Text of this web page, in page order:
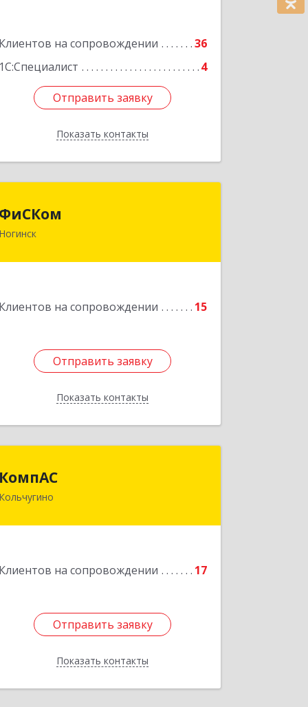
Клиентов на сопровождении
36
1С:Специалист
4
Отправить заявку
Показать контакты
Подробнее
Отправить заявку
Назад
ФиСКом
Ногинск
Клиентов на сопровождении 15
Отправить заявку
Показать контакты
142403, Московская обл., г.Ногинск,
Отправить заявку
Назад
КомпАС
Кольчугино
Клиентов на сопровождении 17
Отправить заявку
Показать контакты
601782, Владимирская область,
Отправить заявку
Назад